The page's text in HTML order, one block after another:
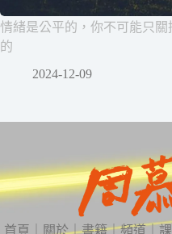
情緒是公平的，你不可能只
的
2024-12-09
首頁 關於｜書籍｜頻道｜